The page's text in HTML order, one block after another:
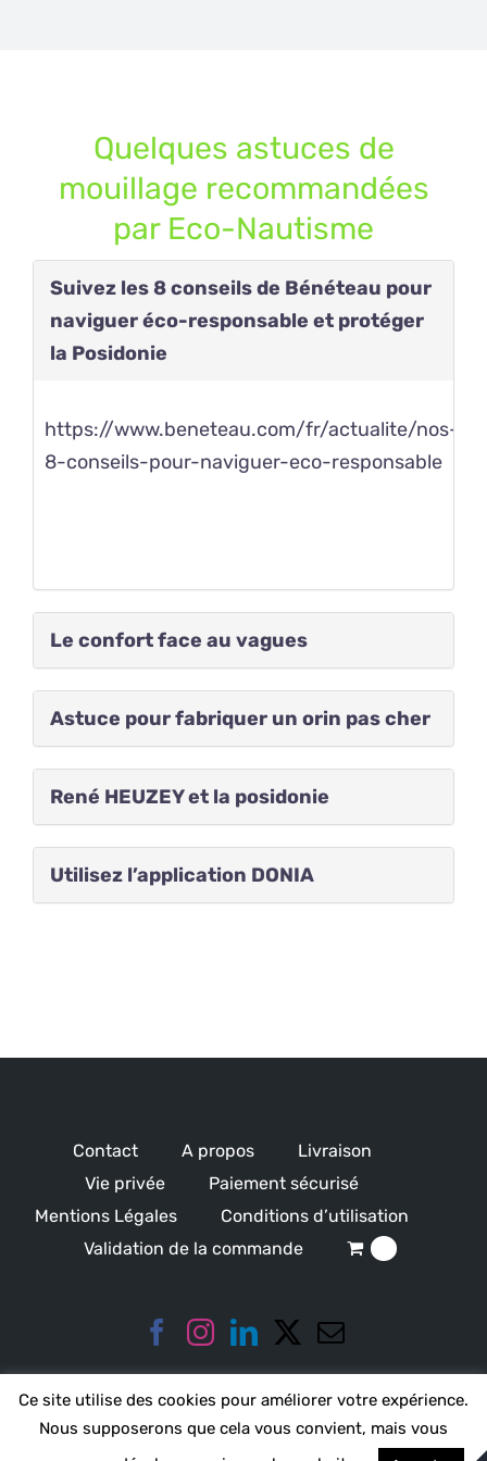
Quelques astuces de
mouillage recommandées
par Eco-Nautisme
Suivez les 8 conseils de Bénéteau pour
naviguer éco-responsable et protéger
la Posidonie
https://www.beneteau.com/fr/actualite/nos-
8-conseils-pour-naviguer-eco-responsable
Le confort face au vagues
Astuce pour fabriquer un orin pas cher
René HEUZEY et la posidonie
Utilisez l’application DONIA
Contact A propos
Livraison
Vie privée
Paiement sécurisé
Mentions Légales
Conditions d’utilisation
Validation de la commande
Ce site utilise des cookies pour améliorer votre expérience.
Nous supposerons que cela vous convient, mais vous